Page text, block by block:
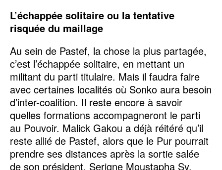
L’échappée solitaire ou la tentative
risquée du maillage
Au sein de Pastef, la chose la plus partagée,
c’est l’échappée solitaire, en mettant un
militant du parti titulaire. Mais il faudra faire
avec certaines localités où Sonko aura besoin
d’inter-coalition. Il reste encore à savoir
quelles formations accompagneront le parti
au Pouvoir. Malick Gakou a déjà réitéré qu’il
reste allié de Pastef, alors que le Pur pourrait
prendre ses distances après la sortie salée
de son président, Serigne Moustapha Sy.